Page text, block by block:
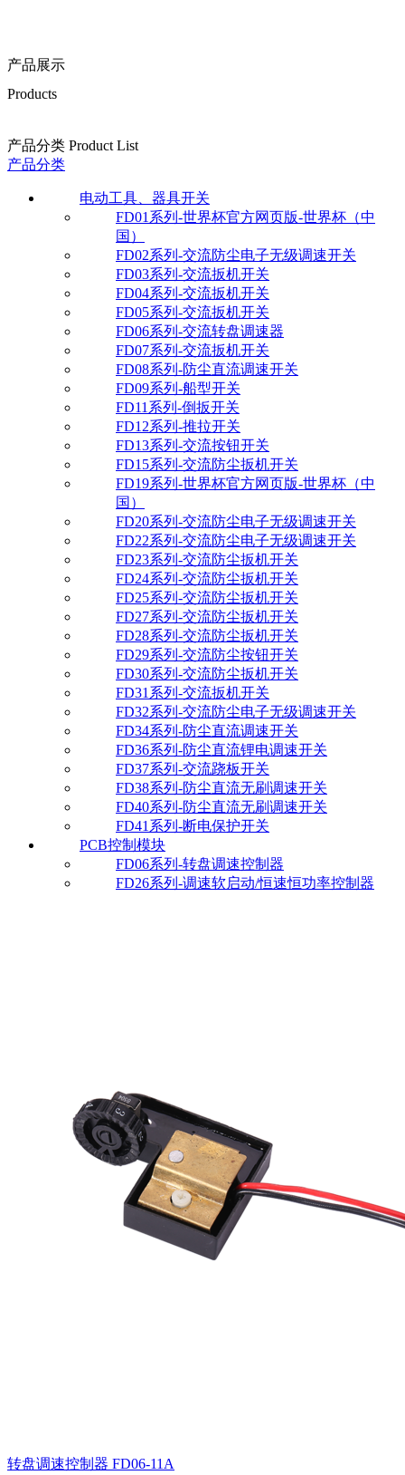
产品展示
Products
产品分类 Product List
产品分类
电动工具、器具开关
FD01系列-世界杯官方网页版-世界杯（中
国）
FD02系列-交流防尘电子无级调速开关
FD03系列-交流扳机开关
FD04系列-交流扳机开关
FD05系列-交流扳机开关
FD06系列-交流转盘调速器
FD07系列-交流扳机开关
FD08系列-防尘直流调速开关
FD09系列-船型开关
FD11系列-倒扳开关
FD12系列-推拉开关
FD13系列-交流按钮开关
FD15系列-交流防尘扳机开关
FD19系列-世界杯官方网页版-世界杯（中
国）
FD20系列-交流防尘电子无级调速开关
FD22系列-交流防尘电子无级调速开关
FD23系列-交流防尘扳机开关
FD24系列-交流防尘扳机开关
FD25系列-交流防尘扳机开关
FD27系列-交流防尘扳机开关
FD28系列-交流防尘扳机开关
FD29系列-交流防尘按钮开关
FD30系列-交流防尘扳机开关
FD31系列-交流扳机开关
FD32系列-交流防尘电子无级调速开关
FD34系列-防尘直流调速开关
FD36系列-防尘直流锂电调速开关
FD37系列-交流跷板开关
FD38系列-防尘直流无刷调速开关
FD40系列-防尘直流无刷调速开关
FD41系列-断电保护开关
PCB控制模块
FD06系列-转盘调速控制器
FD26系列-调速软启动/恒速恒功率控制器
转盘调速控制器 FD06-11A